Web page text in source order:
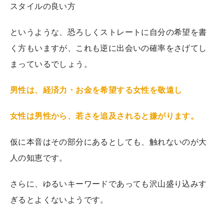
スタイルの良い方
というような、恐ろしくストレートに自分の希望を書
く方もいますが、これも逆に出会いの確率をさげてし
まっているでしょう。
男性は、経済力・お金を希望する女性を敬遠し
女性は男性から、若さを追及されると嫌がります。
仮に本音はその部分にあるとしても、触れないのが大
人の知恵です。
さらに、ゆるいキーワードであっても沢山盛り込みす
ぎるとよくないようです。